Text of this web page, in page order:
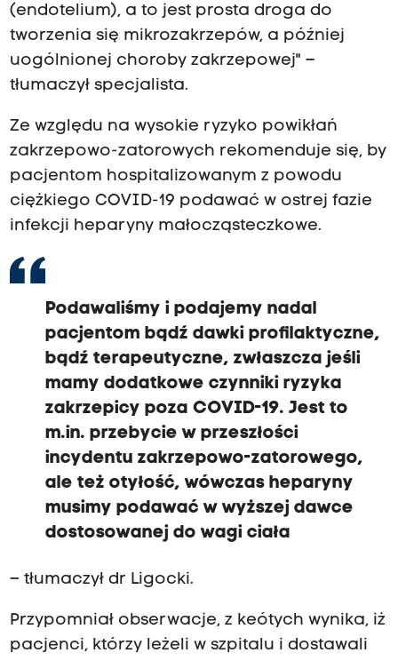
(endotelium), a to jest prosta droga do
tworzenia się mikrozakrzepów, a później
uogólnionej choroby zakrzepowej" –
tłumaczył specjalista.
Ze względu na wysokie ryzyko powikłań
zakrzepowo-zatorowych rekomenduje się, by
pacjentom hospitalizowanym z powodu
ciężkiego COVID-19 podawać w ostrej fazie
infekcji heparyny małocząsteczkowe.
Podawaliśmy i podajemy nadal
pacjentom bądź dawki profilaktyczne,
bądź terapeutyczne, zwłaszcza jeśli
mamy dodatkowe czynniki ryzyka
zakrzepicy poza COVID-19. Jest to
m.in. przebycie w przeszłości
incydentu zakrzepowo-zatorowego,
ale też otyłość, wówczas heparyny
musimy podawać w wyższej dawce
dostosowanej do wagi ciała
– tłumaczył dr Ligocki.
Przypomniał obserwacje, z keótych wynika, iż
pacjenci, którzy leżeli w szpitalu i dostawali